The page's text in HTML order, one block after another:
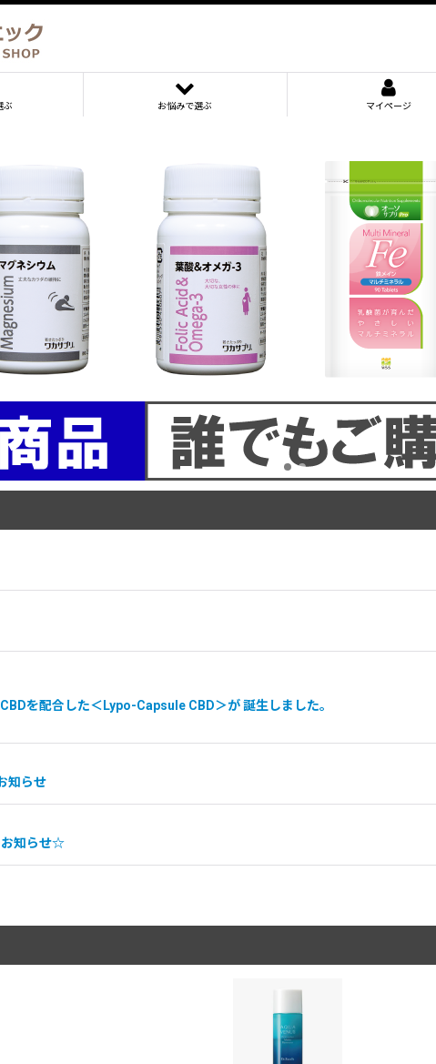
ぶ お悩みで選ぶ マイページ
を配合した＜Lypo-Capsule CBD＞が 誕生しました。
知らせ
お知らせ☆